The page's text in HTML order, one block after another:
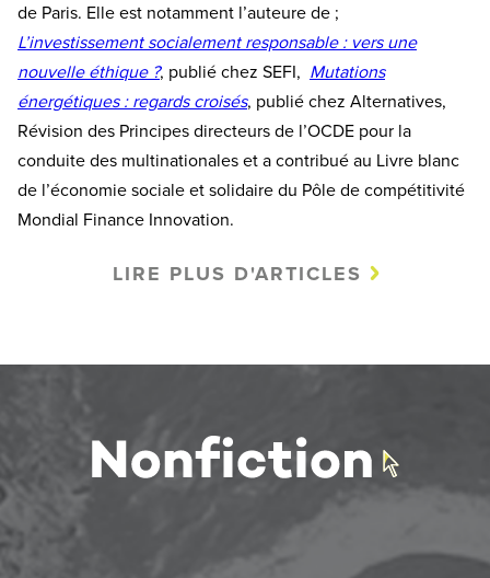
de Paris. Elle est notamment l’auteure de ;
L’investissement socialement responsable : vers une
nouvelle éthique ?, publié chez SEFI, Mutations
énergétiques : regards croisés, publié chez Alternatives,
Révision des Principes directeurs de l’OCDE pour la
conduite des multinationales et a contribué au Livre blanc
de l’économie sociale et solidaire du Pôle de compétitivité
Mondial Finance Innovation.
LIRE PLUS D'ARTICLES